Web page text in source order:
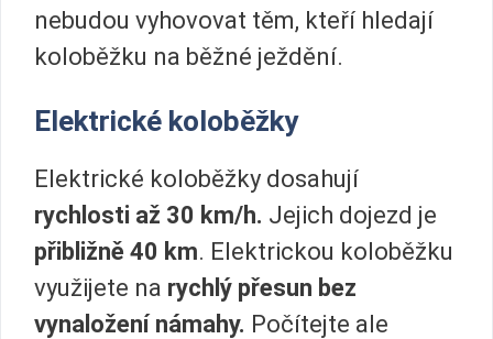
nebudou vyhovovat těm, kteří hledají
koloběžku na běžné ježdění.
Elektrické koloběžky
Elektrické koloběžky dosahují
rychlosti až 30 km/h. Jejich dojezd je
přibližně 40 km. Elektrickou koloběžku
využijete na rychlý přesun bez
vynaložení námahy. Počítejte ale